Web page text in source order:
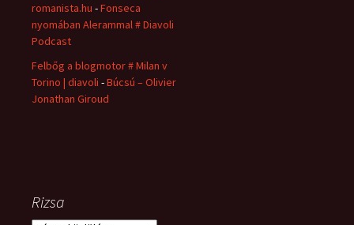
romanista.hu -Fonseca
nyomában Alerammal # Diavoli
Podcast
Felbőg a blogmotor # Milan v
Torino | diavoli -Búcsú – Olivier
Jonathan Giroud
Rizsa